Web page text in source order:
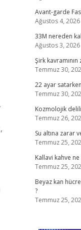
Avant-garde
Ağustos 4, 2026
33M nereden
Ağustos 3, 2026
Şirk kavramının
Temmuz 30,
22 ayar
Temmuz 30,
Kozmolojik
Temmuz 26,
Su altına zarar
Temmuz 25,
Kallavi kahve
Temmuz 25,
Beyaz kan
?
Temmuz 25,